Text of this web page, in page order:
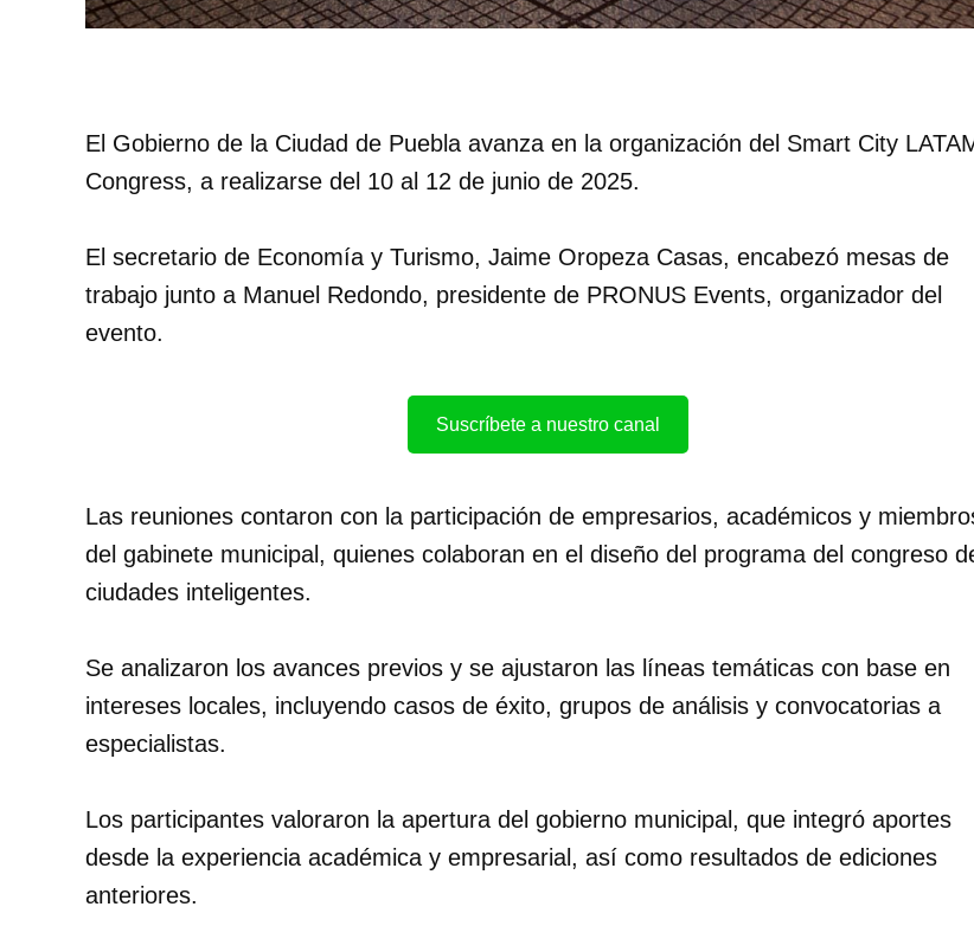
El Gobierno de la Ciudad de Puebla avanza en la organización del Smart City
Congress, a realizarse del 10 al 12 de junio de 2025.
El secretario de Economía y Turismo, Jaime Oropeza Casas, encabezó mesas de
trabajo junto a Manuel Redondo, presidente de PRONUS Events, organizador del
evento.
Suscríbete a nuestro canal
Las reuniones contaron con la participación de empresarios, académicos y
del gabinete municipal, quienes colaboran en el diseño del programa del congreso
ciudades inteligentes.
Se analizaron los avances previos y se ajustaron las líneas temáticas con base en
intereses locales, incluyendo casos de éxito, grupos de análisis y convocatorias a
especialistas.
Los participantes valoraron la apertura del gobierno municipal, que integró aportes
desde la experiencia académica y empresarial, así como resultados de ediciones
anteriores.